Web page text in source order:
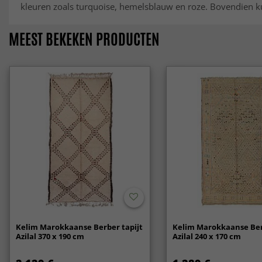
kleuren zoals turquoise, hemelsblauw en roze. Bovendien
MEEST BEKEKEN PRODUCTEN
Kelim Marokkaanse Berber tapijt
Azilal 370 x 190 cm
Kelim Marokkaanse
Azilal 240 x 170 cm